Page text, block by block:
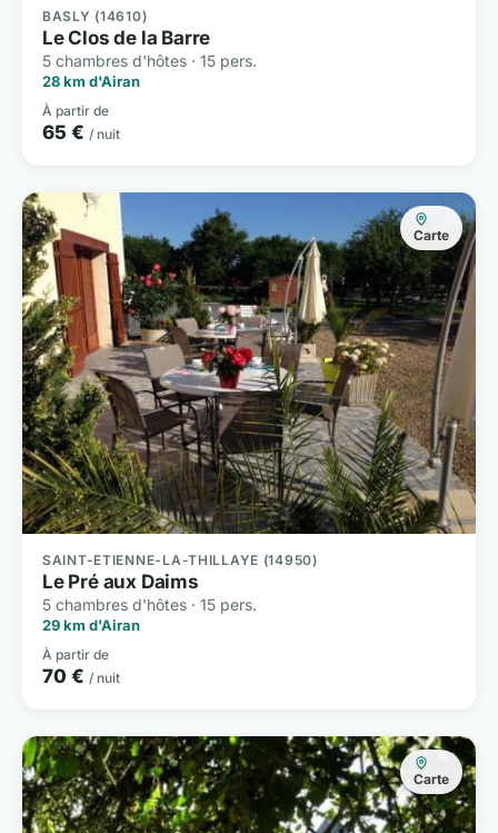
BASLY (14610)
Le Clos de la Barre
5 chambres d'hôtes · 15 pers.
28 km d'Airan
À partir de
65 € / nuit
Carte
SAINT-ETIENNE-LA-THILLAYE (14950)
Le Pré aux Daims
5 chambres d'hôtes · 15 pers.
29 km d'Airan
À partir de
70 € / nuit
Carte